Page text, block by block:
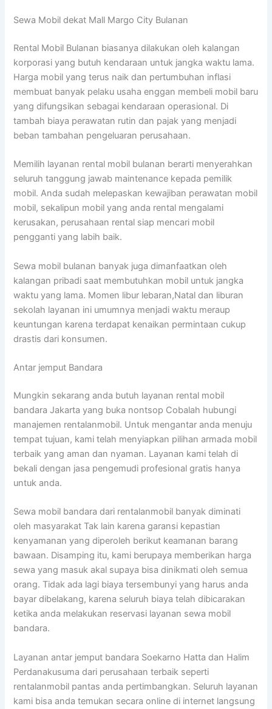
Sewa Mobil dekat Mall Margo City Bulanan
Rental Mobil Bulanan biasanya dilakukan oleh kalangan
korporasi yang butuh kendaraan untuk jangka waktu lama.
Harga mobil yang terus naik dan pertumbuhan inflasi
membuat banyak pelaku usaha enggan membeli mobil baru
yang difungsikan sebagai kendaraan operasional. Di
tambah biaya perawatan rutin dan pajak yang menjadi
beban tambahan pengeluaran perusahaan.
Memilih layanan rental mobil bulanan berarti menyerahkan
seluruh tanggung jawab maintenance kepada pemilik
mobil. Anda sudah melepaskan kewajiban perawatan mobil
mobil, sekalipun mobil yang anda rental mengalami
kerusakan, perusahaan rental siap mencari mobil
pengganti yang labih baik.
Sewa mobil bulanan banyak juga dimanfaatkan oleh
kalangan pribadi saat membutuhkan mobil untuk jangka
waktu yang lama. Momen libur lebaran,Natal dan liburan
sekolah layanan ini umumnya menjadi waktu meraup
keuntungan karena terdapat kenaikan permintaan cukup
drastis dari konsumen.
Antar jemput Bandara
Mungkin sekarang anda butuh layanan rental mobil
bandara Jakarta yang buka nontsop Cobalah hubungi
manajemen rentalanmobil. Untuk mengantar anda menuju
tempat tujuan, kami telah menyiapkan pilihan armada mobil
terbaik yang aman dan nyaman. Layanan kami telah di
bekali dengan jasa pengemudi profesional gratis hanya
untuk anda.
Sewa mobil bandara dari rentalanmobil banyak diminati
oleh masyarakat Tak lain karena garansi kepastian
kenyamanan yang diperoleh berikut keamanan barang
bawaan. Disamping itu, kami berupaya memberikan harga
sewa yang masuk akal supaya bisa dinikmati oleh semua
orang. Tidak ada lagi biaya tersembunyi yang harus anda
bayar dibelakang, karena seluruh biaya telah dibicarakan
ketika anda melakukan reservasi layanan sewa mobil
bandara.
Layanan antar jemput bandara Soekarno Hatta dan Halim
Perdanakusuma dari perusahaan terbaik seperti
rentalanmobil pantas anda pertimbangkan. Seluruh layanan
kami bisa anda temukan secara online di internet langsung